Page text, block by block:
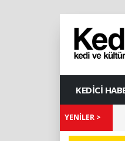
KEDİCİ
YENİLER >